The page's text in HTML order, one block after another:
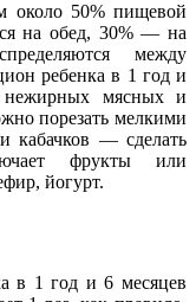
около 50% пищевой
на обед, 30% — на
между
ребенка в 1 год и
нежирных мясных и
порезать мелкими
кабачков — сделать
фрукты или
йогурт.
в 1 год и 6 месяцев